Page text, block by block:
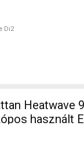
Di2
Heatwave
használt